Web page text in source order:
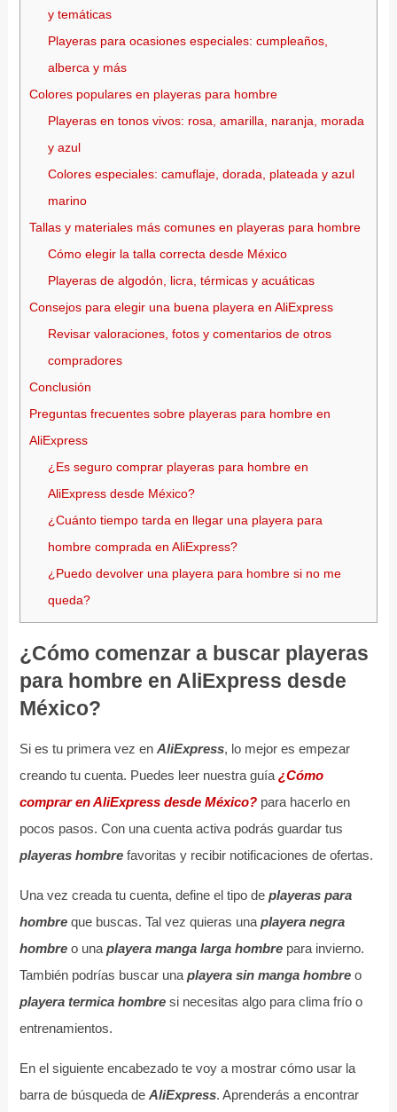
y temáticas
Playeras para ocasiones especiales: cumpleaños,
alberca y más
Colores populares en playeras para hombre
Playeras en tonos vivos: rosa, amarilla, naranja, morada
y azul
Colores especiales: camuflaje, dorada, plateada y azul
marino
Tallas y materiales más comunes en playeras para hombre
Cómo elegir la talla correcta desde México
Playeras de algodón, licra, térmicas y acuáticas
Consejos para elegir una buena playera en AliExpress
Revisar valoraciones, fotos y comentarios de otros
compradores
Conclusión
Preguntas frecuentes sobre playeras para hombre en
AliExpress
¿Es seguro comprar playeras para hombre en
AliExpress desde México?
¿Cuánto tiempo tarda en llegar una playera para
hombre comprada en AliExpress?
¿Puedo devolver una playera para hombre si no me
queda?
¿Cómo comenzar a buscar playeras
para hombre en AliExpress desde
México?
Si es tu primera vez en AliExpress, lo mejor es empezar
creando tu cuenta. Puedes leer nuestra guía ¿Cómo
comprar en AliExpress desde México?para hacerlo en
pocos pasos. Con una cuenta activa podrás guardar tus
playeras hombrefavoritas y recibir notificaciones de ofertas.
Una vez creada tu cuenta, define el tipo de playeras para
hombreque buscas. Tal vez quieras una playera negra
hombreo una playera manga larga hombrepara invierno.
También podrías buscar una playera sin manga hombreo
playera termica hombresi necesitas algo para clima frío o
entrenamientos.
En el siguiente encabezado te voy a mostrar cómo usar la
barra de búsqueda de AliExpress. Aprenderás a encontrar